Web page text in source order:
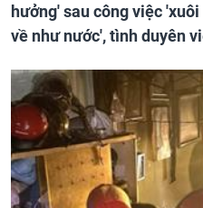
hưởng' sau công việc
về như nước', tình duyên